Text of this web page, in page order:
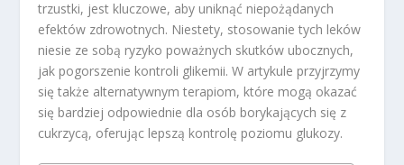
trzustki, jest kluczowe, aby uniknąć niepożądanych
efektów zdrowotnych. Niestety, stosowanie tych leków
niesie ze sobą ryzyko poważnych skutków ubocznych,
jak pogorszenie kontroli glikemii. W artykule przyjrzymy
się także alternatywnym terapiom, które mogą okazać
się bardziej odpowiednie dla osób borykających się z
cukrzycą, oferując lepszą kontrolę poziomu glukozy.